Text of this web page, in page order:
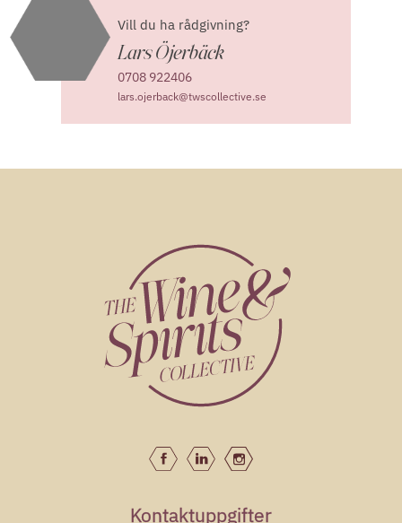
Vill du ha rådgivning?
Lars Öjerbäck
0708 922406
lars.ojerback@twscollective.se
Kontaktuppgifter